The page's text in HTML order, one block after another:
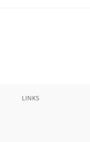
LINKS